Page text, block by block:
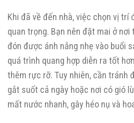
Khi đã về đến nhà, việc chọn vị trí
quan trọng. Bạn nên đặt mai ở nơi
đón được ánh nắng nhẹ vào buổi
quá trình quang hợp diễn ra tốt
thêm rực rỡ. Tuy nhiên, cần tránh
gắt suốt cả ngày hoặc nơi có gió
mất nước nhanh, gây héo nụ và